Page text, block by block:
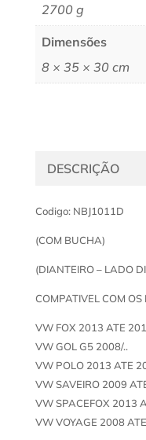
2700 g
Dimensões
8 × 35 × 30 cm
DESCRIÇÃO
Codigo: NBJ1011D
(COM BUCHA)
(DIANTEIRO – LADO
COMPATIVEL COM OS
VW FOX 2013 ATE
VW GOL G5 2008/..
VW POLO 2013 ATE
VW SAVEIRO 2009
VW SPACEFOX 2013
VW VOYAGE 2008